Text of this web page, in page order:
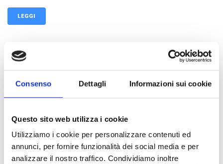
Consenso Dettagli Informazioni sui cookie
Questo sito web utilizza i cookie
Utilizziamo i cookie per personalizzare contenuti ed
annunci, per fornire funzionalità dei social media e per
analizzare il nostro traffico. Condividiamo inoltre
LEGGI
PostedMarzo 22, 2022